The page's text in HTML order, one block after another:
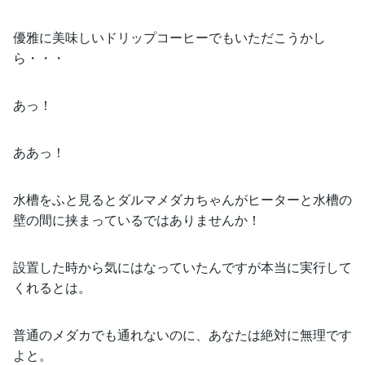
優雅に美味しいドリップコーヒーでもいただこうかし
ら・・・
あっ！
ああっ！
水槽をふと見るとダルマメダカちゃんがヒーターと水槽の
壁の間に挟まっているではありませんか！
設置した時から気にはなっていたんですが本当に実行して
くれるとは。
普通のメダカでも通れないのに、あなたは絶対に無理です
よと。